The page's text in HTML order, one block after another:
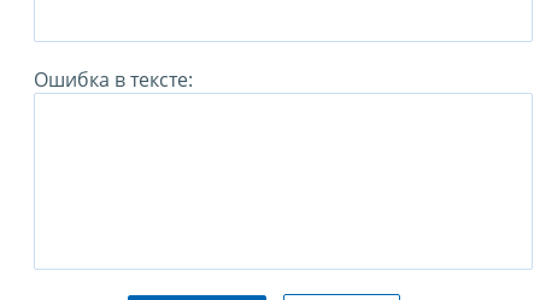
Ошибка в тексте: